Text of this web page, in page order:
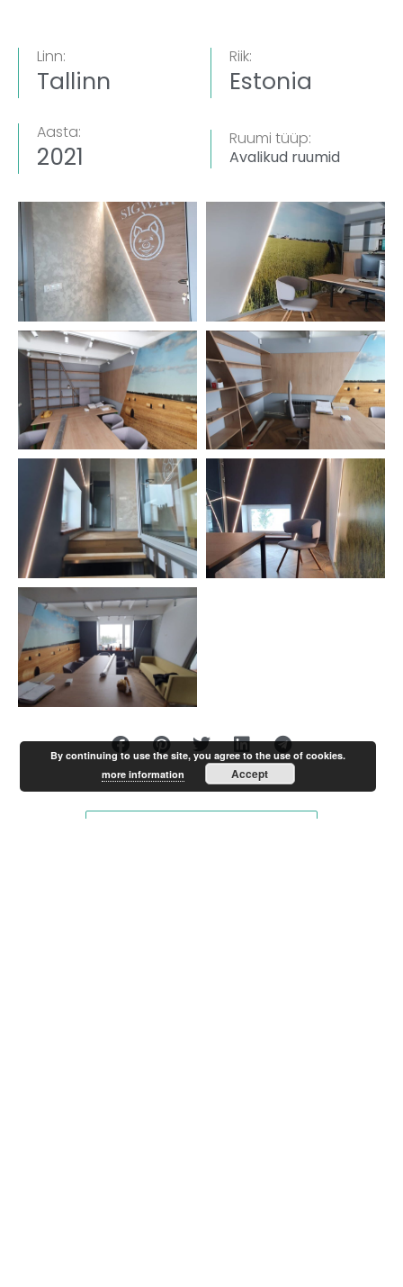
Linn:
Tallinn
Riik:
Estonia
Aasta:
2021
Ruumi tüüp:
Avalikud ruumid
By continuing to use the site, you agree to the use of cookies.
more information
Accept